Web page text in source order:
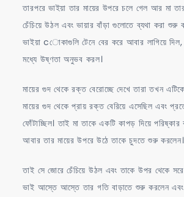
তারপরে ভাইয়া তার মায়ের উপরে চলে গেল আর মা
চেঁচিয়ে উঠল এবং ভায়ার বাঁড়া গুলোতে ব্যথা করা শুরু
ভাইয়া cোকাগুলি টেনে বের করে আবার লাগিয়ে
মধ্যে উষ্ণতা অনুভব করল।
মায়ের গুদ থেকে রক্ত ​​বেরোচ্ছে দেখে তারা তখন
মায়ের গুদ থেকে প্রায় রক্ত ​​বেরিয়ে এসেছিল এবং
ফোঁটাচ্ছিল। তাই মা তাকে একটি কাপড় দিয়ে
আবার তার মায়ের উপরে উঠে তাকে চুদতে শুরু করলেন।
তাই সে জোরে চেঁচিয়ে উঠল এবং তাকে উপর থেকে
ভাই আস্তে আস্তে তার গতি বাড়াতে শুরু করলেন